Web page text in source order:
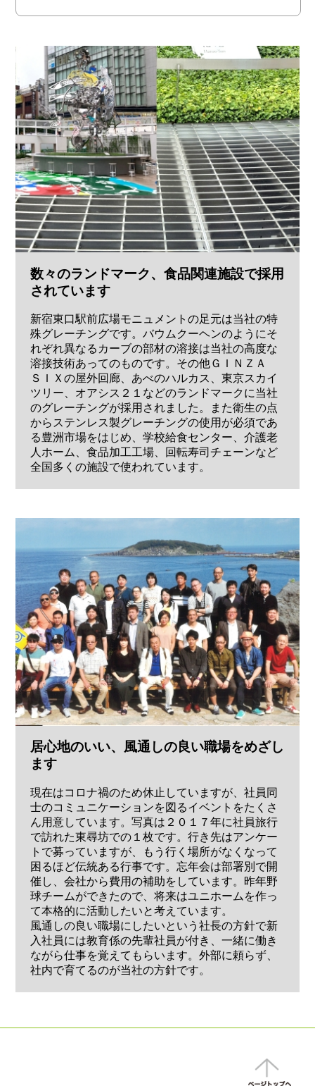
数々のランドマーク、食品関連施設で採用
されています
新宿東口駅前広場モニュメントの足元は当社の特
殊グレーチングです。バウムクーヘンのようにそ
れぞれ異なるカーブの部材の溶接は当社の高度な
溶接技術あってのものです。その他ＧＩＮＺＡ
ＳＩＸの屋外回廊、あべのハルカス、東京スカイ
ツリー、オアシス２１などのランドマークに当社
のグレーチングが採用されました。また衛生の点
からステンレス製グレーチングの使用が必須であ
る豊洲市場をはじめ、学校給食センター、介護老
人ホーム、食品加工工場、回転寿司チェーンなど
全国多くの施設で使われています。
居心地のいい、風通しの良い職場をめざし
ます
現在はコロナ禍のため休止していますが、社員同
士のコミュニケーションを図るイベントをたくさ
ん用意しています。写真は２０１７年に社員旅行
で訪れた東尋坊での１枚です。行き先はアンケー
トで募っていますが、もう行く場所がなくなって
困るほど伝統ある行事です。忘年会は部署別で開
催し、会社から費用の補助をしています。昨年野
球チームができたので、将来はユニホームを作っ
て本格的に活動したいと考えています。
風通しの良い職場にしたいという社長の方針で新
入社員には教育係の先輩社員が付き、一緒に働き
ながら仕事を覚えてもらいます。外部に頼らず、
社内で育てるのが当社の方針です。